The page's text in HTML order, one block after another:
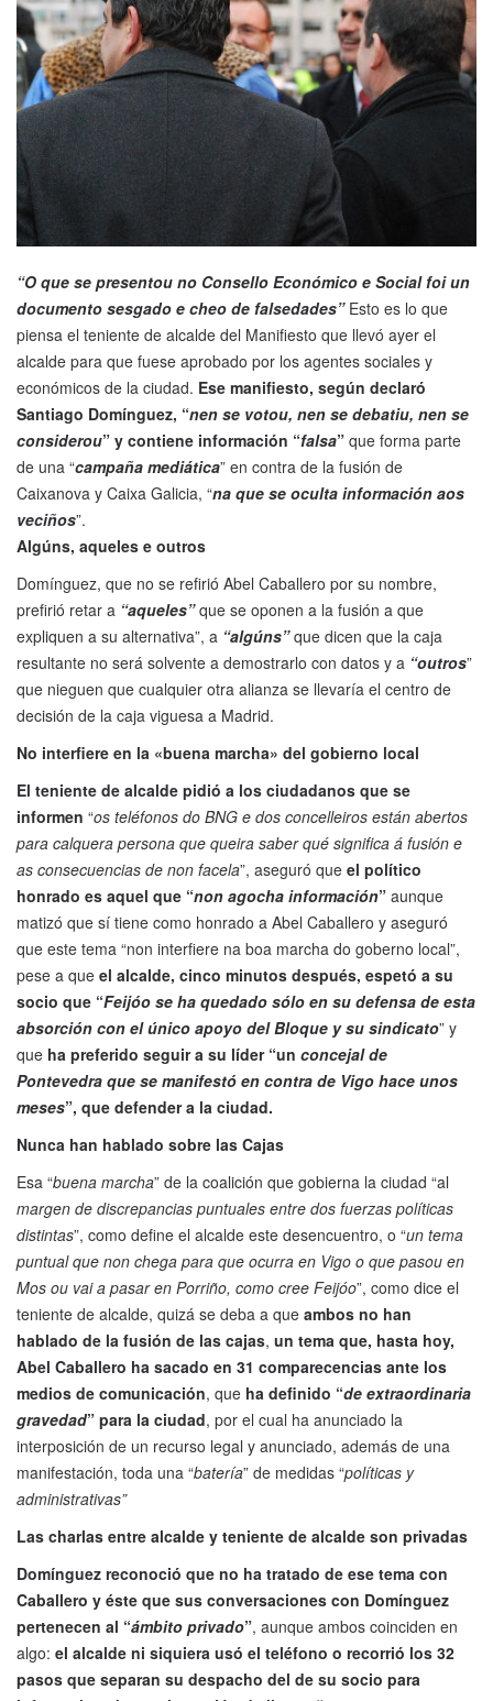
“O que se presentou no Consello Económico e Social foi un
documento sesgado e cheo de falsedades”Esto es lo que
piensa el teniente de alcalde del Manifiesto que llevó ayer el
alcalde para que fuese aprobado por los agentes sociales y
económicos de la ciudad. Ese manifiesto, según declaró
Santiago Domínguez, “nen se votou, nen se debatiu, nen se
considerou” y contiene información “falsa” que forma parte
de una “campaña mediática” en contra de la fusión de
Caixanova y Caixa Galicia, “na que se oculta información aos
veciños”.
Algúns, aqueles e outros
Domínguez, que no se refirió Abel Caballero por su nombre,
prefirió retar a “aqueles”que se oponen a la fusión a que
expliquen a su alternativa”, a “algúns”que dicen que la caja
resultante no será solvente a demostrarlo con datos y a “outros”
que nieguen que cualquier otra alianza se llevaría el centro de
decisión de la caja viguesa a Madrid.
No interfiere en la «buena marcha» del gobierno local
El teniente de alcalde pidió a los ciudadanos que se
informen “os teléfonos do BNG e dos concelleiros están abertos
para calquera persona que queira saber qué significa á fusión e
as consecuencias de non facela”, aseguró que el político
honrado es aquel que “non agocha información” aunque
matizó que sí tiene como honrado a Abel Caballero y aseguró
que este tema “non interfiere na boa marcha do goberno local”,
pese a que el alcalde, cinco minutos después, espetó a su
socio que “Feijóo se ha quedado sólo en su defensa de esta
absorción con el único apoyo del Bloque y su sindicato” y
que ha preferido seguir a su líder “un concejal de
Pontevedra que se manifestó en contra de Vigo hace unos
meses”, que defender a la ciudad.
Nunca han hablado sobre las Cajas
Esa “buena marcha” de la coalición que gobierna la ciudad “al
margen de discrepancias puntuales entre dos fuerzas políticas
distintas”, como define el alcalde este desencuentro, o “un tema
puntual que non chega para que ocurra en Vigo o que pasou en
Mos ou vai a pasar en Porriño, como cree Feijóo”, como dice el
teniente de alcalde, quizá se deba a que ambos no han
hablado de la fusión de las cajas, un tema que, hasta hoy,
Abel Caballero ha sacado en 31 comparecencias ante los
medios de comunicación, que ha definido “de extraordinaria
gravedad” para la ciudad, por el cual ha anunciado la
interposición de un recurso legal y anunciado, además de una
manifestación, toda una “batería” de medidas “políticas y
administrativas”
Las charlas entre alcalde y teniente de alcalde son privadas
Domínguez reconoció que no ha tratado de ese tema con
Caballero y éste que sus conversaciones con Domínguez
pertenecen al “ámbito privado”, aunque ambos coinciden en
algo: el alcalde ni siquiera usó el teléfono o recorrió los 32
pasos que separan su despacho del de su socio para